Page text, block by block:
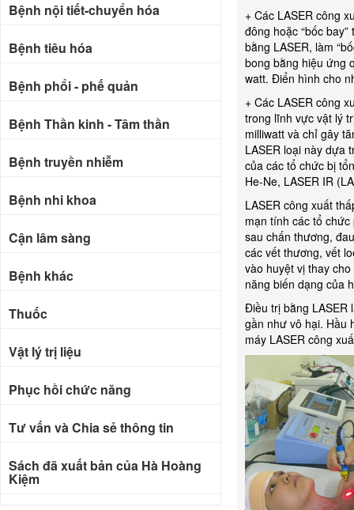
+ Các LASER công
đông hoặc “bốc
bằng LASER, làm
bong bằng hiệu ứng
watt. Điển hình cho
+ Các LASER công
trong lĩnh vực vật lý
milliwatt và chỉ gây
LASER loại này dựa
của các tổ chức bị
He-Ne, LASER IR
LASER công xuất
mạn tính các tổ
sau chấn thương,
các vết thương, vết
vào huyệt vị thay
năng biến dạng của
Điều trị bằng LASER
gần như vô hại. Hầu
máy LASER công
Bệnh nội tiết-chuyển hóa
Bệnh tiêu hóa
Bệnh phổi - phế quản
Bệnh Thần kinh - Tâm thần
Bệnh truyền nhiễm
Bệnh nhi khoa
Cận lâm sàng
Bệnh khác
Thuốc
Vật lý trị liệu
Phục hồi chức năng
Tư vấn và Chia sẻ thông tin
Sách đã xuất bản của Hà Hoàng
Kiệm